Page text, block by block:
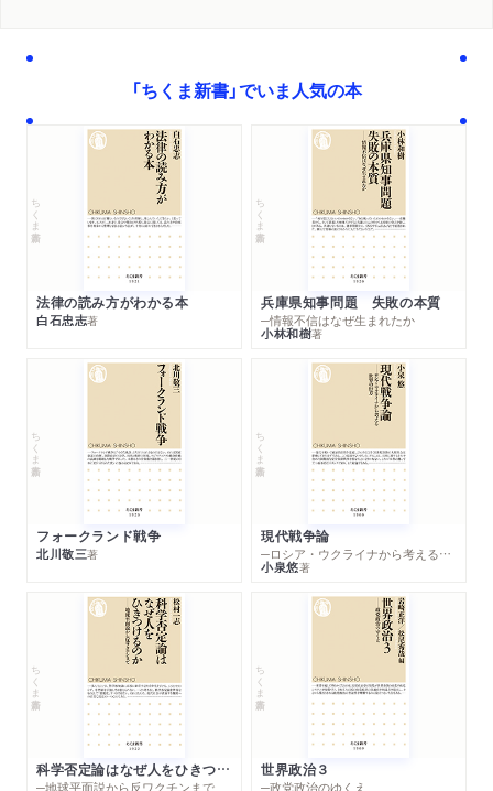
「ちくま新書」でいま人気の本
ちくま新書
法律の読み方がわかる本
白石忠志著
ちくま新書
兵庫県知事問題 失敗の本質
─情報不信はなぜ生まれたか
小林和樹著
ちくま新書
フォークランド戦争
北川敬三著
ちくま新書
現代戦争論
─ロシア・ウクライナから考える世界の行方
小泉悠著
ちくま新書
科学否定論はなぜ人をひきつけるのか
ちくま新書
世界政治３